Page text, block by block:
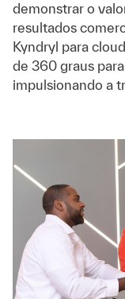
demonstrar o
resultados
Kyndryl para
de 360 graus
impulsionando a